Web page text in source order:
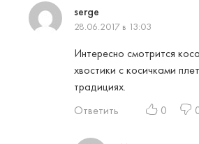
serge
28.06.2017 в 13:03
Интересно смотрится
хвостики с косичками
традициях.
Ответить
0